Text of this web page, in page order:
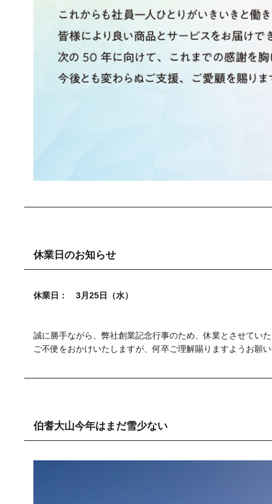
休業日のお知らせ
休業日： 3月25日（水）
誠に勝手ながら、弊社創業記念行事のため、休業とさせてい
ご不便をおかけいたしますが、何卒ご理解賜りますようお願
伯耆大山今年はまだ雪少ない